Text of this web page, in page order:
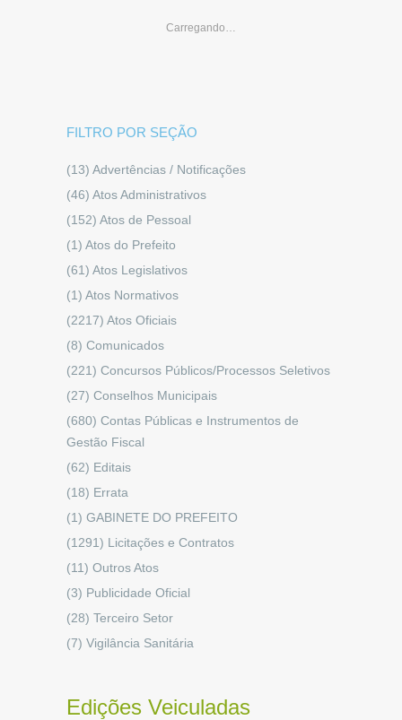
Carregando…
FILTRO POR SEÇÃO
(13) Advertências / Notificações
(46) Atos Administrativos
(152) Atos de Pessoal
(1) Atos do Prefeito
(61) Atos Legislativos
(1) Atos Normativos
(2217) Atos Oficiais
(8) Comunicados
(221) Concursos Públicos/Processos Seletivos
(27) Conselhos Municipais
(680) Contas Públicas e Instrumentos de
Gestão Fiscal
(62) Editais
(18) Errata
(1) GABINETE DO PREFEITO
(1291) Licitações e Contratos
(11) Outros Atos
(3) Publicidade Oficial
(28) Terceiro Setor
(7) Vigilância Sanitária
Edições Veiculadas